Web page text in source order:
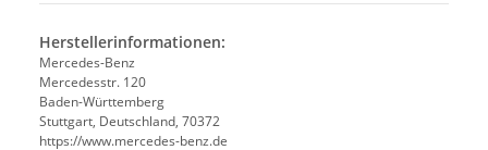
Herstellerinformationen:
Mercedes-Benz
Mercedesstr. 120
Baden-Württemberg
Stuttgart, Deutschland, 70372
https://www.mercedes-benz.de